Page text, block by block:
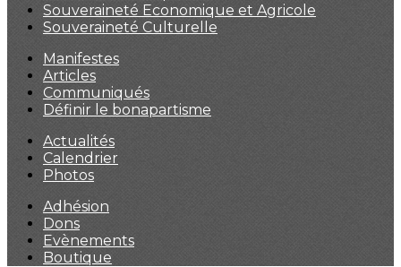
Souveraineté Economique et Agricole
Souveraineté Culturelle
Manifestes
Articles
Communiqués
Définir le bonapartisme
Actualités
Calendrier
Photos
Adhésion
Dons
Evènements
Boutique